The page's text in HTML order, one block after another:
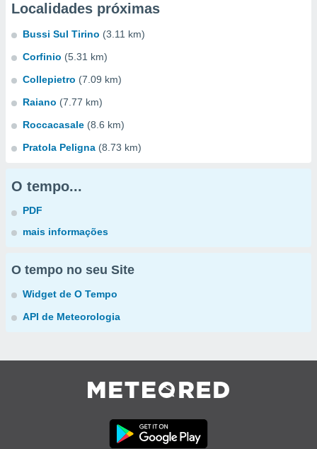
Localidades próximas
Bussi Sul Tirino (3.11 km)
Corfinio (5.31 km)
Collepietro (7.09 km)
Raiano (7.77 km)
Roccacasale (8.6 km)
Pratola Peligna (8.73 km)
O tempo...
PDF
mais informações
O tempo no seu Site
Widget de O Tempo
API de Meteorologia